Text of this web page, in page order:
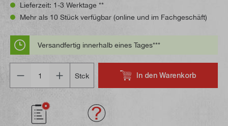
Lieferzeit: 1-3 Werktage **
Mehr als 10 Stück verfügbar (online und im Fachgeschäft)
Versandfertig innerhalb eines Tages***
Stck
In den Warenkorb